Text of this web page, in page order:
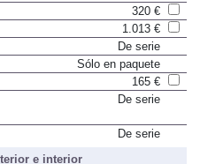
320 €
1.013 €
De serie
Sólo en paquete
165 €